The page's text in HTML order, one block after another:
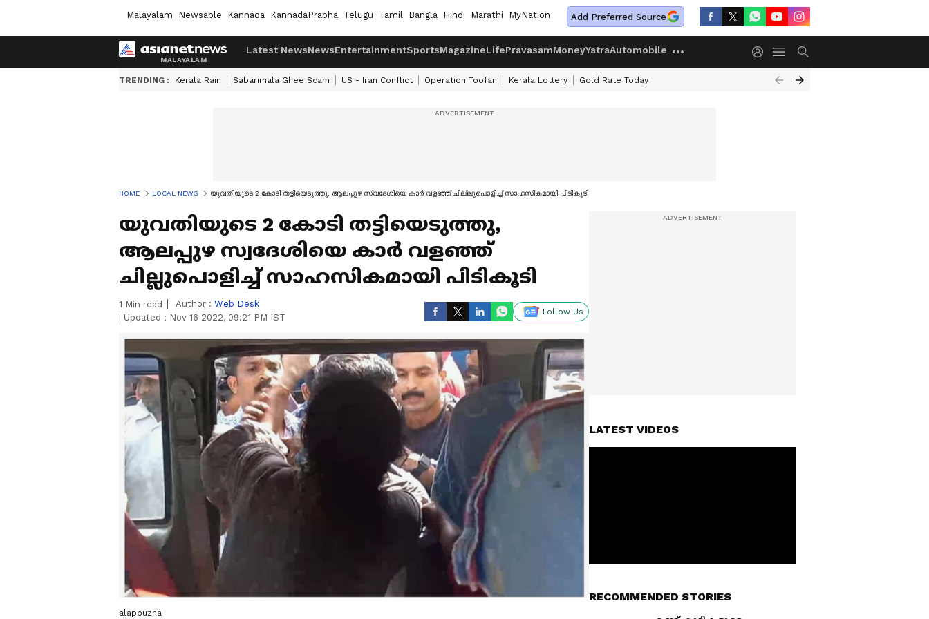
Malayalam Newsable Kannada KannadaPrabha Telugu Tamil Bangla Hindi Marathi MyNation Add Preferred Source
Latest NewsNewsEntertainmentSportsMagazineLifePravasamMoneyYatraAutomobile
TRENDING : Kerala Rain Sabarimala Ghee Scam US - Iran Conflict Operation Toofan Kerala Lottery Gold Rate Today
HOME LOCAL NEWS യുവതിയുടെ 2 കോടി തട്ടിയെടുത്തു, ആലപ്പുഴ സ്വദേശിയെ കാര്‍ വളഞ്ഞ് ചില്ലുപൊളിച്ച് സാഹസികമായി പിടികൂടി
യുവതിയുടെ 2 കോടി തട്ടിയെടുത്തു,
ആലപ്പുഴ സ്വദേശിയെ കാര്‍ വളഞ്ഞ്
ചില്ലുപൊളിച്ച് സാഹസികമായി പിടികൂടി
1 Min read Author : Web Desk
Updated : Nov 16 2022, 09:21 PM IST
Follow Us
alappuzha
LATEST VIDEOS
RECOMMENDED STORIES